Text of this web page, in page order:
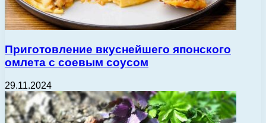
Приготовление вкуснейшего японского
омлета с соевым соусом
29.11.2024